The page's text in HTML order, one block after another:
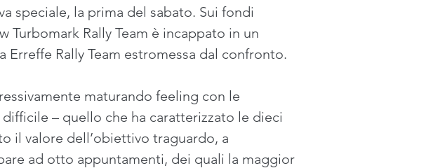
speciale, la prima del sabato. Sui fondi
Rally Team è incappato in un
Erreffe Rally Team estromessa dal confronto.
maturando feeling con le
– quello che ha caratterizzato le dieci
il valore dell’obiettivo traguardo, a
ad otto appuntamenti, dei quali la maggior